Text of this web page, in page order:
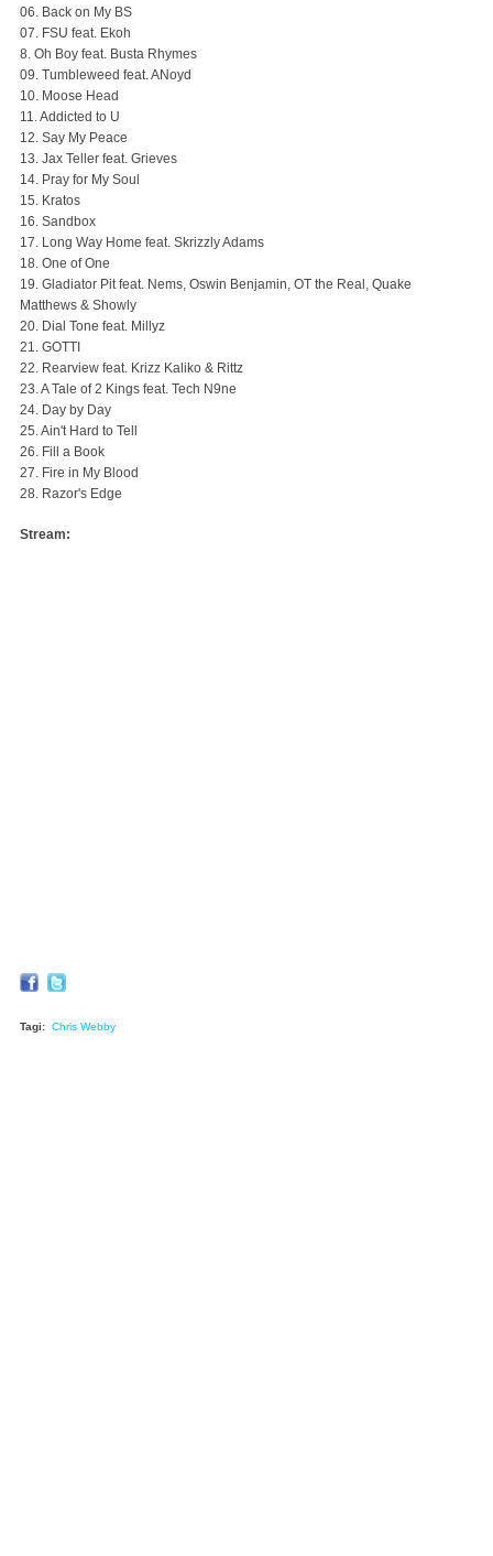
06. Back on My BS
07. FSU feat. Ekoh
8. Oh Boy feat. Busta Rhymes
09. Tumbleweed feat. ANoyd
10. Moose Head
11. Addicted to U
12. Say My Peace
13. Jax Teller feat. Grieves
14. Pray for My Soul
15. Kratos
16. Sandbox
17. Long Way Home feat. Skrizzly Adams
18. One of One
19. Gladiator Pit feat. Nems, Oswin Benjamin, OT the Real, Quake
Matthews & Showly
20. Dial Tone feat. Millyz
21. GOTTI
22. Rearview feat. Krizz Kaliko & Rittz
23. A Tale of 2 Kings feat. Tech N9ne
24. Day by Day
25. Ain't Hard to Tell
26. Fill a Book
27. Fire in My Blood
28. Razor's Edge
Stream:
Tagi: Chris Webby